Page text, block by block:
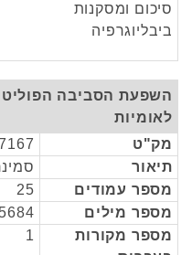
סיכום ומסקנות
ביבליוגרפיה
השפעת הסביבה
לאומיות
מק"ט
תיאור
מספר עמודים
25
מספר מילים
5684
מספר מקורות
1